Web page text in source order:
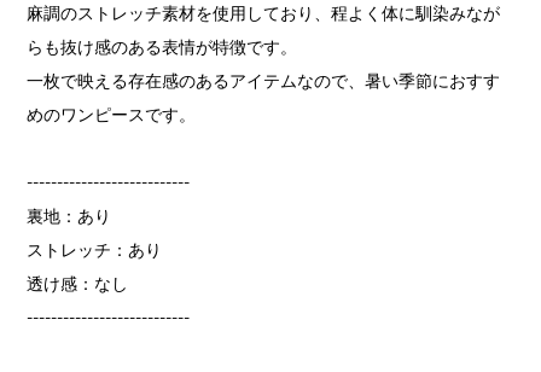
麻調のストレッチ素材を使用しており、程よく体に馴染みなが
らも抜け感のある表情が特徴です。
一枚で映える存在感のあるアイテムなので、暑い季節におすす
めのワンピースです。
---------------------------
裏地：あり
ストレッチ：あり
透け感：なし
---------------------------